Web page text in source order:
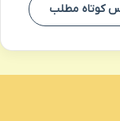
کوتاه مطلب